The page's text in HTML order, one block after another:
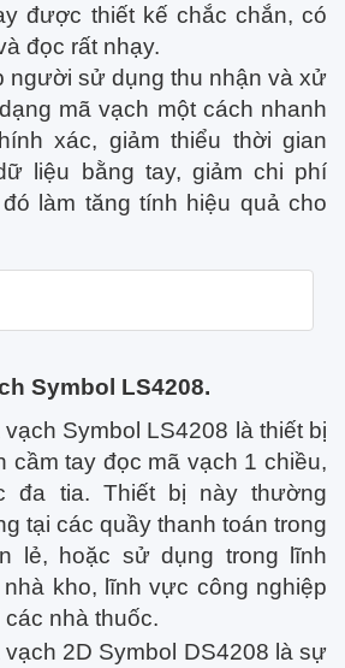
được thiết kế chắc chắn, có
đọc rất nhạy.
người sử dụng thu nhận và xử
mã vạch một cách nhanh
xác, giảm thiểu thời gian
liệu bằng tay, giảm chi phí
làm tăng tính hiệu quả cho
Symbol LS4208.
Symbol LS4208 là thiết bị
cầm tay đọc mã vạch 1 chiều,
đa tia. Thiết bị này thường
tại các quầy thanh toán trong
lẻ, hoặc sử dụng trong lĩnh
kho, lĩnh vực công nghiệp
nhà thuốc.
2D Symbol DS4208 là sự